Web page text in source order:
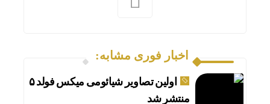
اخبار فوری مشابه:
اولین تصاویر شیائومی میکس فولد ۵
منتشر شد